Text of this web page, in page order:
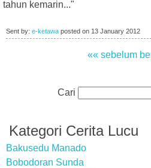
tahun kemarin..."
Sent by: e-ketawa posted on 13 January 2012
«« sebelum
Cari
Kategori Cerita Lucu
Bakusedu Manado
Bobodoran Sunda